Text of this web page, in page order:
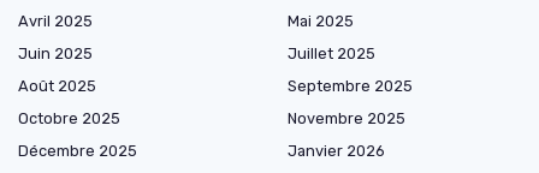
Avril 2025
Mai 2025
Juin 2025
Juillet 2025
Août 2025
Septembre 2025
Octobre 2025
Novembre 2025
Décembre 2025
Janvier 2026